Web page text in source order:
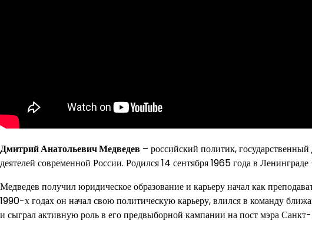
Дмитрий Анатольевич Медведев – российский политик,
деятелей современной России. Родился 14 сентября 1965 года в
Медведев получил юридическое образование и карьеру начал как
1990-х годах он начал свою политическую карьеру, влился в команду
и сыграл активную роль в его предвыборной кампании на пост мэра Санкт-